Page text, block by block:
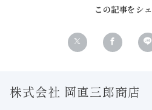
この記事をシ
株式会社 岡直三郎商店